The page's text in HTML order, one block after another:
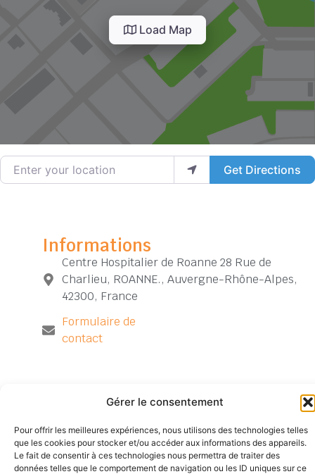
Gérer le consentement
Pour offrir les meilleures expériences, nous utilisons des technologies telles
que les cookies pour stocker et/ou accéder aux informations des appareils.
Le fait de consentir à ces technologies nous permettra de traiter des
données telles que le comportement de navigation ou les ID uniques sur ce
Load Map
Enter your location
Get Directions
Informations
Centre Hospitalier de Roanne 28 Rue de
Charlieu, ROANNE., Auvergne-Rhône-Alpes,
42300, France
Formulaire de
contact
Mentions
légales
Politique de
Accueil
Contact
Archives
Siège
social
527
TÉLÉPHONE
04
77
SUIVEZ-
NOUS